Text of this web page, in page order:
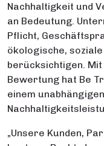
Nachhaltigkeit und
an Bedeutung.
Pflicht,
ökologische,
berücksichtigen. Mit
Bewertung hat Be
einem
„Unsere Kunden,